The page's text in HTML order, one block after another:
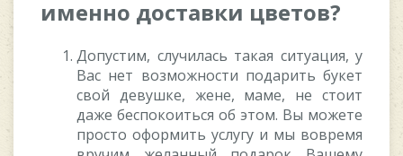
именно доставки цветов?
Допустим, случилась такая ситуация, у
Вас нет возможности подарить букет
свой девушке, жене, маме, не стоит
даже беспокоиться об этом. Вы можете
просто оформить услугу и мы вовремя